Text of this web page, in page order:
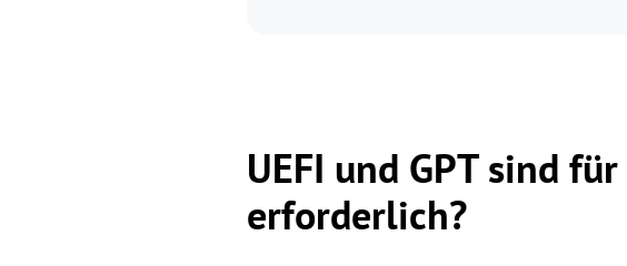
UEFI und GPT sind
erforderlich?